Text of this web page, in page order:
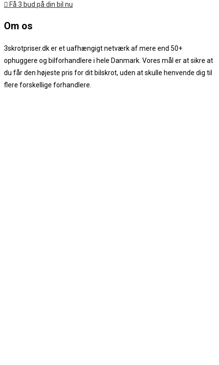
Få 3 bud på din bil nu
Om os
3skrotpriser.dk er et uafhængigt netværk af mere end 50+
ophuggere og bilforhandlere i hele Danmark. Vores mål er at sikre at
du får den højeste pris for dit bilskrot, uden at skulle henvende dig til
flere forskellige forhandlere.